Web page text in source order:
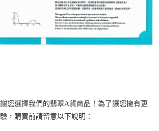
您選擇我們的翡翠A貨商品！為了讓您擁有更
，購買前請留意以下說明：